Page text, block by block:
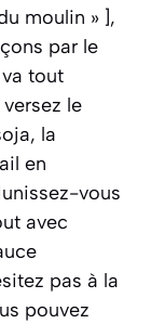
moulin » ],
par le
tout
le
la
en
vous
avec
pas à la
pouvez